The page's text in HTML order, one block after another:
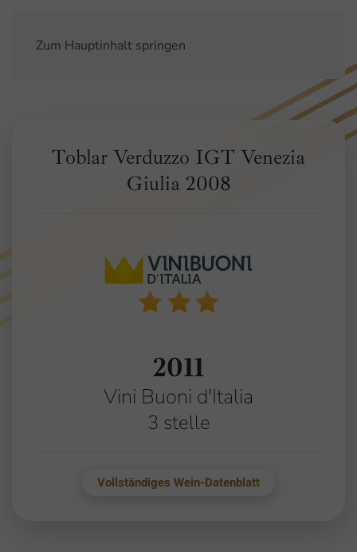
Zum Hauptinhalt springen
Toblar Verduzzo IGT Venezia
Giulia 2008
2011
Vini Buoni d'Italia
3 stelle
Vollständiges Wein-Datenblatt